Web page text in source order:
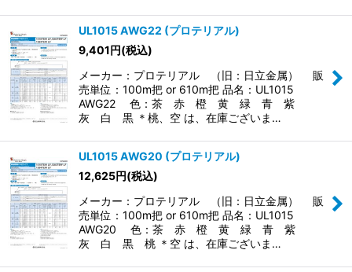
UL1015 AWG22 (プロテリアル)
9,401円(税込)
メーカー：プロテリアル （旧：日立金属） 販
売単位：100m把 or 610m把 品名：UL1015
AWG22 色：茶 赤 橙 黄 緑 青 紫
灰 白 黒 ＊桃、空 は、在庫ございま…
UL1015 AWG20 (プロテリアル)
12,625円(税込)
メーカー：プロテリアル （旧：日立金属） 販
売単位：100m把 or 610m把 品名：UL1015
AWG20 色：茶 赤 橙 黄 緑 青 紫
灰 白 黒 桃 ＊空 は、在庫ございま…